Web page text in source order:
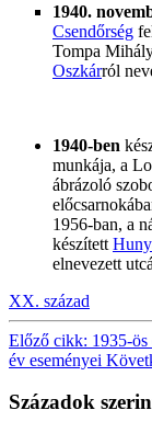
1940.
Csendőrség
Tompa
Oszkárról
1940-ben
munkája, a
ábrázoló
1956-ban, a
készített
elnevezett
XX. század
Előző cikk: 1935-ös
év eseményei
Századok